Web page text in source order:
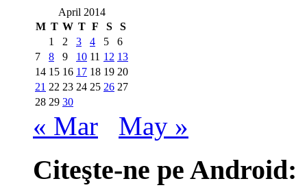
April 2014
M T W T F S
S
1
2 3 4 5
6
7
8 9 10 11 12 13
14 15 16 17 18 19 20
21 22 23 24 25 26 27
28 29 30
« Mar May »
Citeşte-ne pe Android: